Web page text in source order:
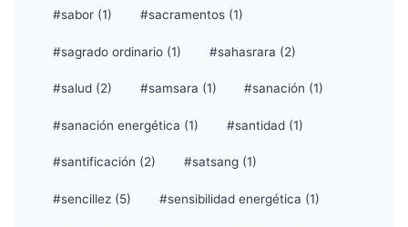
#sabor (1) #sacramentos (1)
#sagrado ordinario (1) #sahasrara (2)
#salud (2) #samsara (1) #sanación (1)
#sanación energética (1) #santidad (1)
#santificación (2) #satsang (1)
#sencillez (5) #sensibilidad energética (1)